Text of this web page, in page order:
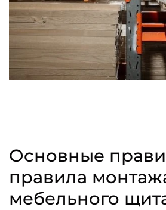
Основные
правила
мебельного